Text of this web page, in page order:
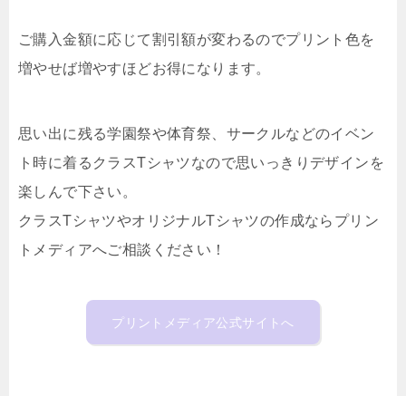
ご購入金額に応じて割引額が変わるのでプリント色を
増やせば増やすほどお得になります。
思い出に残る学園祭や体育祭、サークルなどのイベン
ト時に着るクラスTシャツなので思いっきりデザインを
楽しんで下さい。
クラスTシャツやオリジナルTシャツの作成ならプリン
トメディアへご相談ください！
プリントメディア公式サイトへ